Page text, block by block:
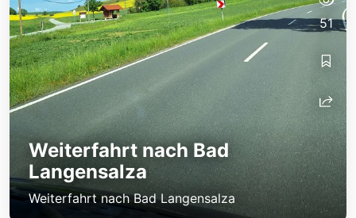
Weiterfahrt nach Bad
Langensalza
Weiterfahrt nach Bad Langensalza
51